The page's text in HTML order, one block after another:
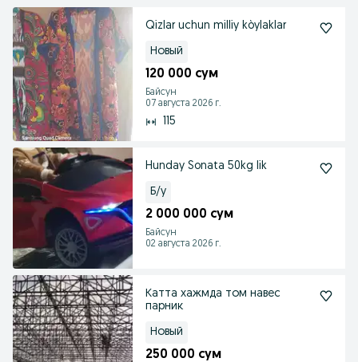
Qizlar uchun milliy kòylaklar
Новый
120 000 сум
Байсун
07 августа 2026 г.
115
Hunday Sonata 50kg lik
Б/у
2 000 000 сум
Байсун
02 августа 2026 г.
Катта хажмда том навес
парник
Новый
250 000 сум